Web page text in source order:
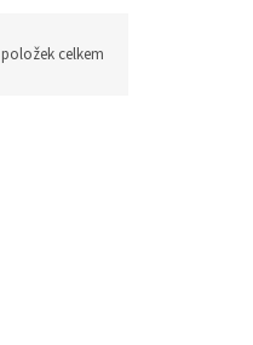
položek celkem